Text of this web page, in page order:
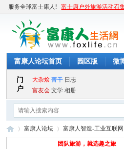
服务全球富士康人! 富士康户外旅游活动召
富康人论坛首页 园区版 微
富康人论坛 富康人智造-工业互联网
团队旅游，就选趣之旅